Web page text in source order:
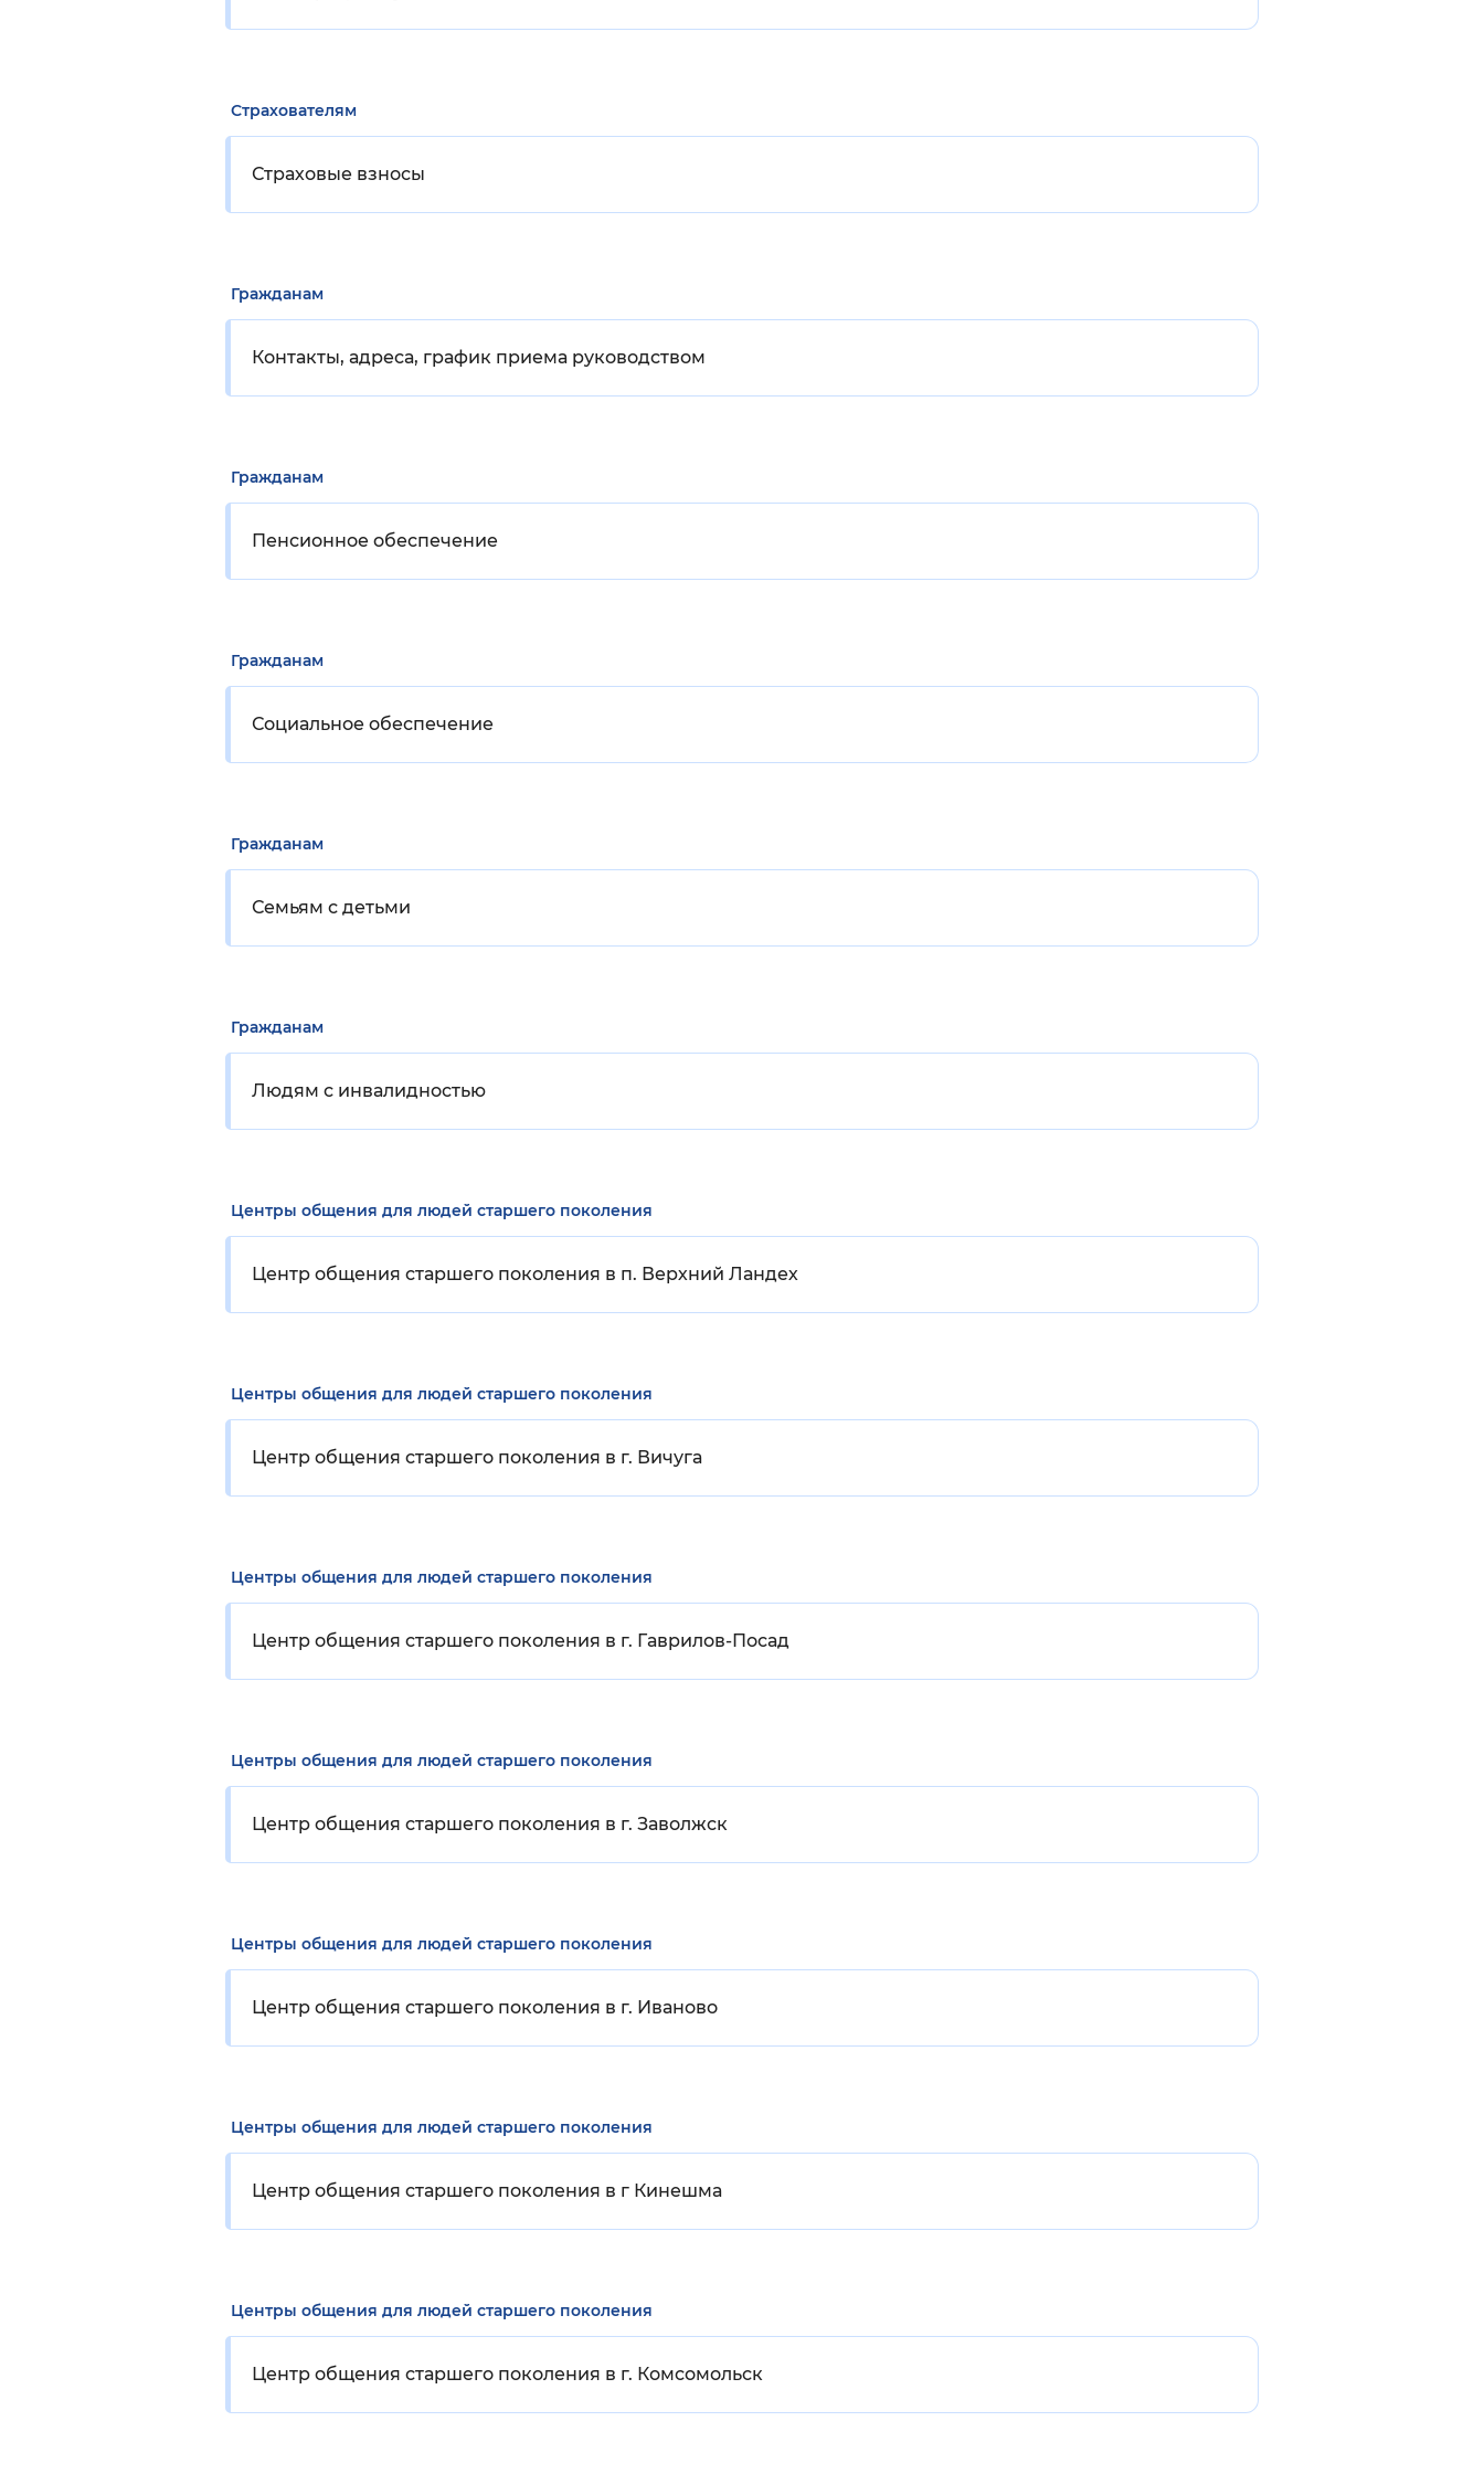
Страхователям
Страховые взносы
Гражданам
Контакты, адреса, график приема руководством
Гражданам
Пенсионное обеспечение
Гражданам
Социальное обеспечение
Гражданам
Семьям с детьми
Гражданам
Людям с инвалидностью
Центры общения для людей старшего поколения
Центр общения старшего поколения в п. Верхний Ландех
Центры общения для людей старшего поколения
Центр общения старшего поколения в г. Вичуга
Центры общения для людей старшего поколения
Центр общения старшего поколения в г. Гаврилов-Посад
Центры общения для людей старшего поколения
Центр общения старшего поколения в г. Заволжск
Центры общения для людей старшего поколения
Центр общения старшего поколения в г. Иваново
Центры общения для людей старшего поколения
Центр общения старшего поколения в г Кинешма
Центры общения для людей старшего поколения
Центр общения старшего поколения в г. Комсомольск